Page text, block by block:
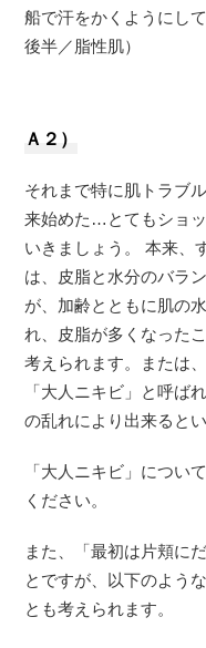
船で汗をかくようにし
後半／脂性肌）
Ａ２）
それまで特に肌トラブ
来始めた…とてもショ
いきましょう。 本来、
は、皮脂と水分のバラ
が、加齢とともに肌の
れ、皮脂が多くなった
考えられます。または
「大人ニキビ」と呼ば
の乱れにより出来ると
「大人ニキビ」につい
ください。
また、「最初は片頬に
とですが、以下のよう
とも考えられます。